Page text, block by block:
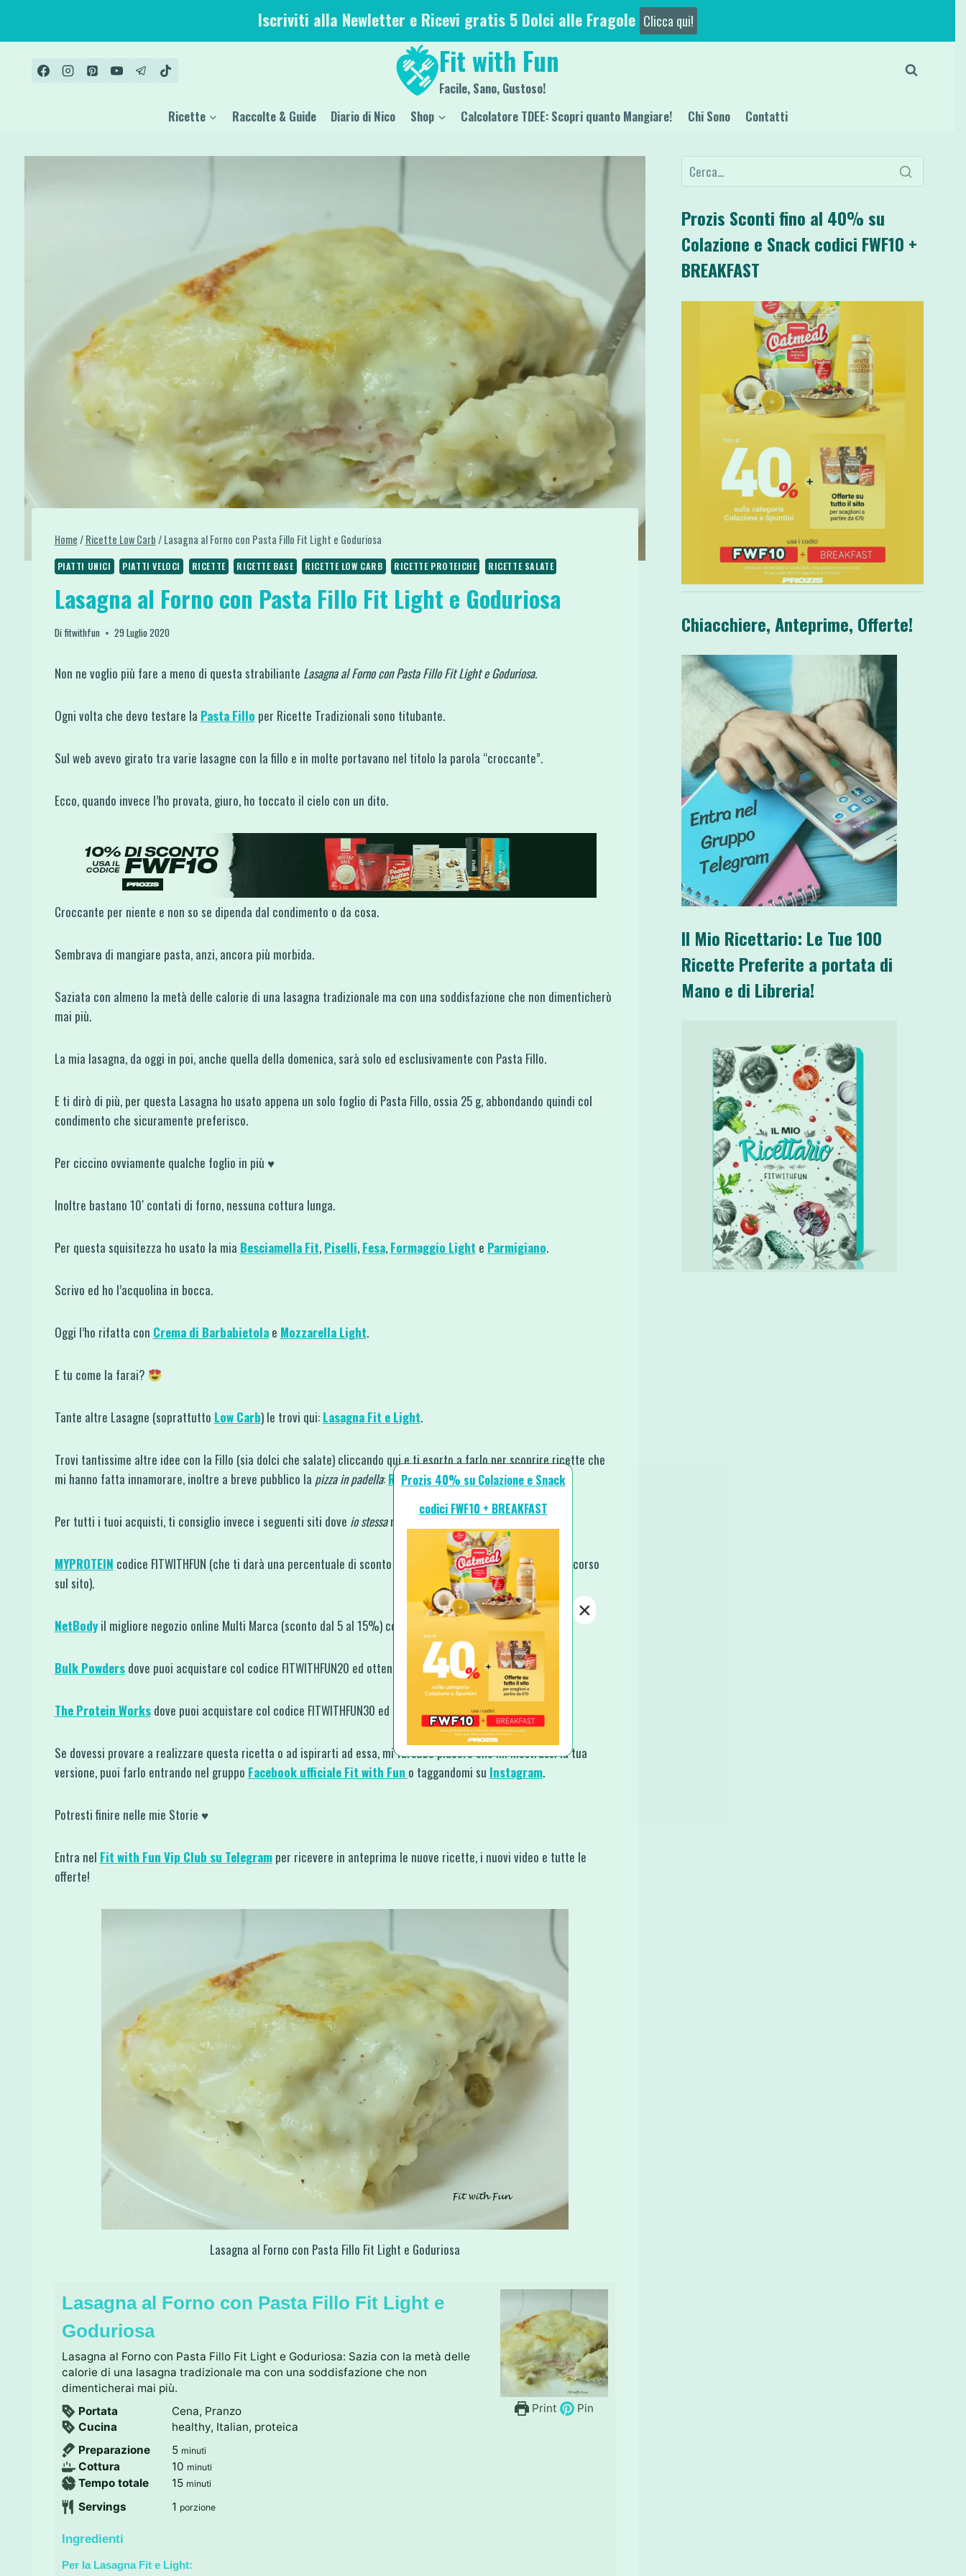
contenuto
Iscriviti alla Newletter e Ricevi gratis 5 Dolci alle Fragole Clicca qui!
Fit with Fun
Facile, Sano, Gustoso!
Ricette Raccolte & Guide Diario di Nico Shop Calcolatore TDEE: Scopri quanto Mangiare! Chi Sono Contatti
Home/ Ricette Low Carb/ Lasagna al Forno con Pasta Fillo Fit Light e Goduriosa
PIATTI UNICI PIATTI VELOCI RICETTE RICETTE BASE RICETTE LOW CARB RICETTE PROTEICHE RICETTE SALATE
Lasagna al Forno con Pasta Fillo Fit Light e Goduriosa
Difitwithfun 29 Luglio 2020
Non ne voglio più fare a meno di questa strabiliante Lasagna al Forno con Pasta Fillo Fit Light e Goduriosa.
Ogni volta che devo testare la Pasta Fillo per Ricette Tradizionali sono titubante.
Sul web avevo girato tra varie lasagne con la fillo e in molte portavano nel titolo la parola “croccante”.
Ecco, quando invece l’ho provata, giuro, ho toccato il cielo con un dito.
Croccante per niente e non so se dipenda dal condimento o da cosa.
Sembrava di mangiare pasta, anzi, ancora più morbida.
Saziata con almeno la metà delle calorie di una lasagna tradizionale ma con una soddisfazione che non dimenticherò
mai più.
La mia lasagna, da oggi in poi, anche quella della domenica, sarà solo ed esclusivamente con Pasta Fillo.
E ti dirò di più, per questa Lasagna ho usato appena un solo foglio di Pasta Fillo, ossia 25 g, abbondando quindi col
condimento che sicuramente preferisco.
Per ciccino ovviamente qualche foglio in più ♥
Inoltre bastano 10′ contati di forno, nessuna cottura lunga.
Per questa squisitezza ho usato la mia Besciamella Fit, Piselli, Fesa, Formaggio Light e Parmigiano.
Scrivo ed ho l’acquolina in bocca.
Oggi l’ho rifatta con Crema di Barbabietolae Mozzarella Light.
E tu come la farai?
Tante altre Lasagne (soprattutto Low Carb) le trovi qui: Lasagna Fit e Light.
Trovi tantissime altre idee con la Fillo (sia dolci che salate) cliccando qui e ti esorto a farlo per scoprire ricette che
mi hanno fatta innamorare, inoltre a breve pubblico la pizza in padella: Ricette Fit e Light Pasta Fillo.
Per tutti i tuoi acquisti, ti consiglio invece i seguenti siti dove io stessami rifornisco:
MYPROTEIN codice FITWITHFUN (che ti darà una percentuale di sconto sempre maggiore rispetto a quelle in corso
sul sito).
NetBodyil migliore negozio online Multi Marca (sconto dal 5 al 15%) codice FITWITHFUN.
Bulk Powdersdove puoi acquistare col codice FITWITHFUN20 ed ottenere un 20% di Sconto.
The Protein Worksdove puoi acquistare col codice FITWITHFUN30 ed ottenere un 30% di Sconto.
Se dovessi provare a realizzare questa ricetta o ad ispirarti ad essa, mi farebbe piacere che mi mostrassi la tua
versione, puoi farlo entrando nel gruppo Facebook ufficiale Fit with Fun o taggandomi su Instagram.
Potresti finire nelle mie Storie ♥
Entra nel Fit with Fun Vip Club su Telegramper ricevere in anteprima le nuove ricette, i nuovi video e tutte le
offerte!
Lasagna al Forno con Pasta Fillo Fit Light e Goduriosa
Print Pin
Lasagna al Forno con Pasta Fillo Fit Light e
Goduriosa
Lasagna al Forno con Pasta Fillo Fit Light e Goduriosa: Sazia con la metà delle
calorie di una lasagna tradizionale ma con una soddisfazione che non
dimenticherai mai più.
Portata
Cena, Pranzo
Cucina
healthy, Italian, proteica
Preparazione
5m
i
n
t
minuti
Cottura 10 m
u
minuti
Tempo totale 15m
n
i
minuti
Servings 1 porzione
Ingredienti
Per la Lasagna Fit e Light:
Prozis Sconti fino al 40% su
Colazione e Snack codici FWF10 +
BREAKFAST
Chiacchiere, Anteprime, Offerte!
Il Mio Ricettario: Le Tue 100
Ricette Preferite a portata di
Mano e di Libreria!
Prozis 40% su Colazione e Snack
codici FWF10 + BREAKFAST
×